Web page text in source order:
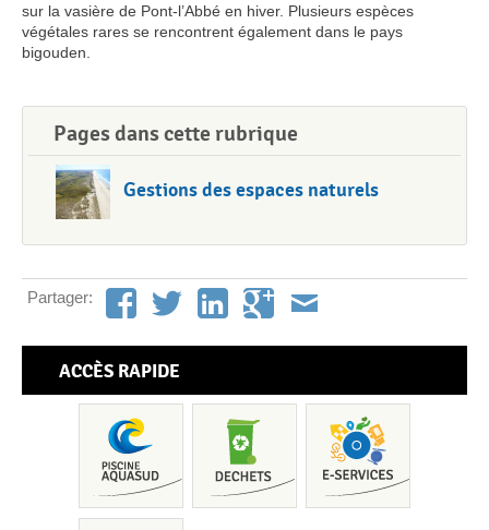
sur la vasière de Pont-l’Abbé en hiver. Plusieurs espèces
végétales rares se rencontrent également dans le pays
bigouden.
Pages dans cette rubrique
Gestions des espaces naturels
Partager:
ACCÈS RAPIDE